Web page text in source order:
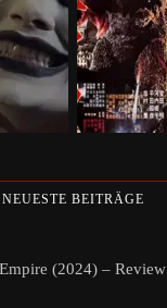
NEUESTE BEITRÄGE
(2024) – Review